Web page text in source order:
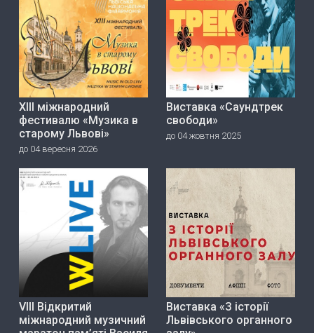
ХІІІ міжнародний
фестивалю «Музика в
старому Львові»
до 04 вересня 2026
Виставка «Саундтрек
свободи»
до 04 жовтня 2025
VIII Відкритий
міжнародний музичний
Виставка «З історії
Львівського органного